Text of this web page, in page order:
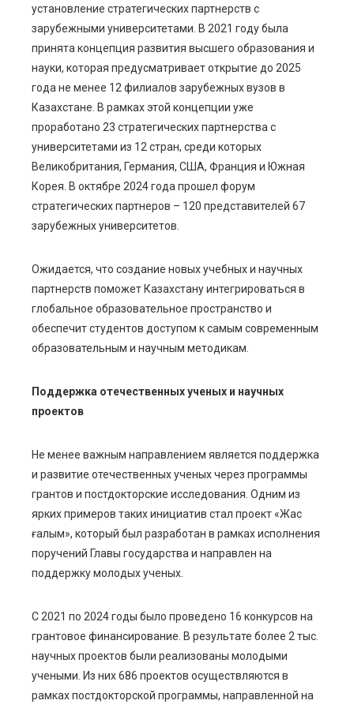
установление стратегических партнерств с
зарубежными университетами. В 2021 году была
принята концепция развития высшего образования и
науки, которая предусматривает открытие до 2025
года не менее 12 филиалов зарубежных вузов в
Казахстане. В рамках этой концепции уже
проработано 23 стратегических партнерства с
университетами из 12 стран, среди которых
Великобритания, Германия, США, Франция и Южная
Корея. В октябре 2024 года прошел форум
стратегических партнеров – 120 представителей 67
зарубежных университетов.
Ожидается, что создание новых учебных и научных
партнерств поможет Казахстану интегрироваться в
глобальное образовательное пространство и
обеспечит студентов доступом к самым современным
образовательным и научным методикам.
Поддержка отечественных ученых и научных
проектов
Не менее важным направлением является поддержка
и развитие отечественных ученых через программы
грантов и постдокторские исследования. Одним из
ярких примеров таких инициатив стал проект «Жас
ғалым», который был разработан в рамках исполнения
поручений Главы государства и направлен на
поддержку молодых ученых.
С 2021 по 2024 годы было проведено 16 конкурсов на
грантовое финансирование. В результате более 2 тыс.
научных проектов были реализованы молодыми
учеными. Из них 686 проектов осуществляются в
рамках постдокторской программы, направленной на